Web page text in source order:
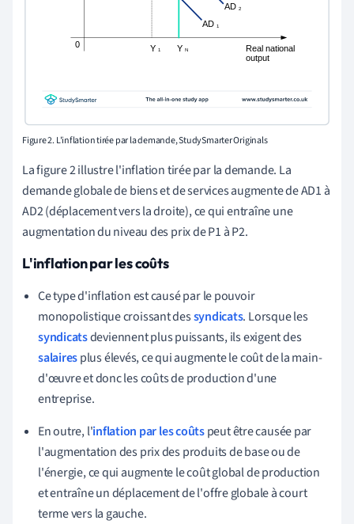
Figure 2. L'inflation tirée par la demande, StudySmarter Originals
La figure 2 illustre l'inflation tirée par la demande. La
demande globale de biens et de services augmente de AD1 à
AD2 (déplacement vers la droite), ce qui entraîne une
augmentation du niveau des prix de P1 à P2.
L'inflation par les coûts
Ce type d'inflation est causé par le pouvoir
monopolistique croissant dessyndicats. Lorsque les
syndicatsdeviennent plus puissants, ils exigent des
salairesplus élevés, ce qui augmente le coût de la main-
d'œuvre et donc les coûts de production d'une
entreprise.
En outre, l'inflation par les coûtspeut être causée par
l'augmentation des prix des produits de base ou de
l'énergie, ce qui augmente le coût global de production
et entraîne un déplacement de l'offre globale à court
terme vers la gauche.